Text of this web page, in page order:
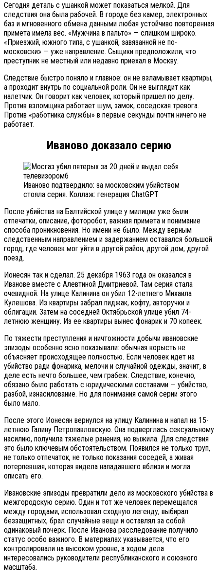
Сегодня деталь с ушанкой может показаться мелкой. Для
следствия она была рабочей. В городе без камер, электронных
баз и мгновенного обмена данными любая устойчиво повторенная
примета имела вес. «Мужчина в пальто» — слишком широко.
«Приезжий, южного типа, с ушанкой, завязанной не по-
московски» — уже направление. Сыщики предположили, что
преступник не местный или недавно приехал в Москву.
Следствие быстро поняло и главное: он не взламывает квартиры,
а проходит внутрь по социальной роли. Он не выглядит как
налетчик. Он говорит как человек, который пришел по делу.
Против взломщика работает шум, замок, соседская тревога.
Против «работника службы» в первые секунды почти ничего не
работает.
Иваново доказало серию
Иваново подтвердило: за московским убийством
стояла серия. Коллаж: генерация ChatGPT
После убийства на Балтийской улице у милиции уже были
отпечатки, описание, фоторобот, важная примета и понимание
способа проникновения. Но имени не было. Между верным
следственным направлением и задержанием оставался большой
город, где человек мог уйти в другой район, другой дом, другой
поезд.
Ионесян так и сделал. 25 декабря 1963 года он оказался в
Иванове вместе с Алевтиной Дмитриевой. Там серия стала
очевидной. На улице Калинина он убил 12-летнего Михаила
Кулешова. Из квартиры забрал пиджак, кофту, авторучки и
облигации. Затем на соседней Октябрьской улице убил 74-
летнюю женщину. Из ее квартиры вынес фонарик и 70 копеек.
По тяжести преступления и ничтожности добычи ивановские
эпизоды особенно ясно показывали: обычная корысть не
объясняет происходящее полностью. Если человек идет на
убийство ради фонарика, мелочи и случайной одежды, значит, в
деле есть нечто большее, чем грабеж. Следствие, конечно,
обязано было работать с юридическими составами — убийство,
разбой, изнасилование. Но для понимания самой серии этого
было мало.
После этого Ионесян вернулся на улицу Калинина и напал на 15-
летнюю Галину Петропавловскую. Она подверглась сексуальному
насилию, получила тяжелые ранения, но выжила. Для следствия
это было ключевым обстоятельством. Появился не только труп,
не только отпечаток, не только показания соседей, а живая
потерпевшая, которая видела нападавшего вблизи и могла
описать его.
Ивановские эпизоды превратили дело из московского убийства в
межгородскую серию. Один и тот же человек перемещался
между городами, использовал сходную легенду, выбирал
беззащитных, брал случайные вещи и оставлял за собой
одинаковый почерк. После Иванова расследование получило
статус особо важного. В материалах указывается, что его
контролировали на высоком уровне, а ходом дела
интересовались руководители республиканского и союзного
масштаба.